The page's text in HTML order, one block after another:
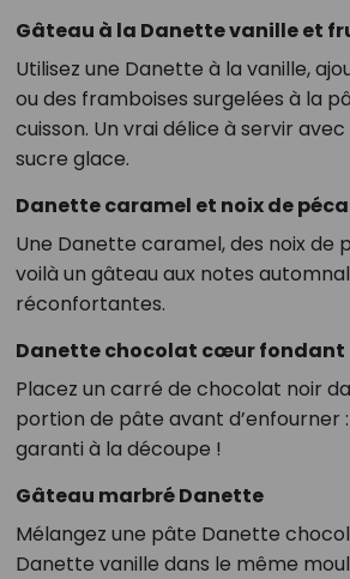
Gâteau à la Danette vanille et
Utilisez une Danette à la vanille,
ou des framboises surgelées à la
cuisson. Un vrai délice à servir
sucre glace.
Danette caramel et noix de
Une Danette caramel, des noix de
voilà un gâteau aux notes
réconfortantes.
Danette chocolat cœur fondant
Placez un carré de chocolat noir
portion de pâte avant d’enfourner
garanti à la découpe !
Gâteau marbré Danette
Mélangez une pâte Danette
Danette vanille dans le même